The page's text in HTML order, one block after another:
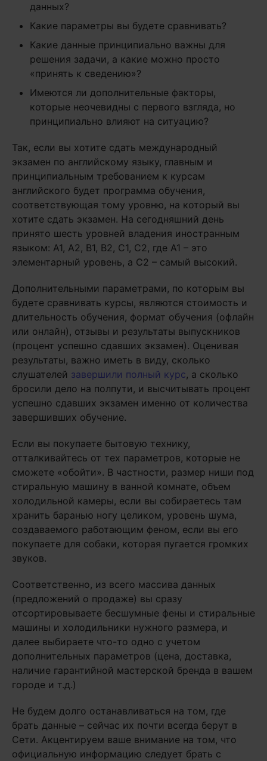
данных?
Какие параметры вы будете сравнивать?
Какие данные принципиально важны для
решения задачи, а какие можно просто
«принять к сведению»?
Имеются ли дополнительные факторы,
которые неочевидны с первого взгляда, но
принципиально влияют на ситуацию?
Так, если вы хотите сдать международный
экзамен по английскому языку, главным и
принципиальным требованием к курсам
английского будет программа обучения,
соответствующая тому уровню, на который вы
хотите сдать экзамен. На сегодняшний день
принято шесть уровней владения иностранным
языком: А1, А2, В1, В2, С1, С2, где А1 – это
элементарный уровень, а С2 – самый высокий.
Дополнительными параметрами, по которым вы
будете сравнивать курсы, являются стоимость и
длительность обучения, формат обучения (офлайн
или онлайн), отзывы и результаты выпускников
(процент успешно сдавших экзамен). Оценивая
результаты, важно иметь в виду, сколько
слушателей завершили полный курс, а сколько
бросили дело на полпути, и высчитывать процент
успешно сдавших экзамен именно от количества
завершивших обучение.
Если вы покупаете бытовую технику,
отталкивайтесь от тех параметров, которые не
сможете «обойти». В частности, размер ниши под
стиральную машину в ванной комнате, объем
холодильной камеры, если вы собираетесь там
хранить баранью ногу целиком, уровень шума,
создаваемого работающим феном, если вы его
покупаете для собаки, которая пугается громких
звуков.
Соответственно, из всего массива данных
(предложений о продаже) вы сразу
отсортировываете бесшумные фены и стиральные
машины и холодильники нужного размера, и
далее выбираете что-то одно с учетом
дополнительных параметров (цена, доставка,
наличие гарантийной мастерской бренда в вашем
городе и т.д.)
Не будем долго останавливаться на том, где
брать данные – сейчас их почти всегда берут в
Сети. Акцентируем ваше внимание на том, что
официальную информацию следует брать с